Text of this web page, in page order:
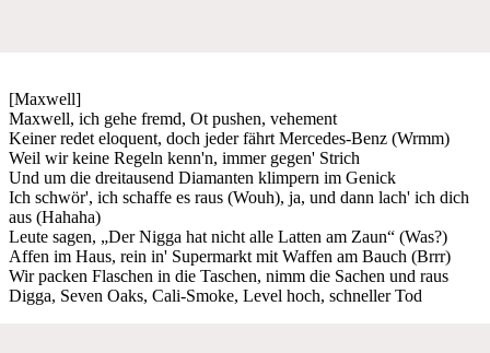
[Maxwell]
Maxwell, ich gehe fremd, Ot pushen, vehement
Keiner redet eloquent, doch jeder fährt Mercedes-Benz (Wrmm)
Weil wir keine Regeln kenn'n, immer gegen' Strich
Und um die dreitausend Diamanten klimpern im Genick
Ich schwör', ich schaffe es raus (Wouh), ja, und dann lach' ich dich
aus (Hahaha)
Leute sagen, „Der Nigga hat nicht alle Latten am Zaun“ (Was?)
Affen im Haus, rein in' Supermarkt mit Waffen am Bauch (Brrr)
Wir packen Flaschen in die Taschen, nimm die Sachen und raus
Digga, Seven Oaks, Cali-Smoke, Level hoch, schneller Tod